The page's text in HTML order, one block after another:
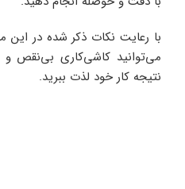
با رعایت نکات ذکر شده در این
می‌توانید کاشی‌کاری بی‌نقص و
نتیجه کار خود لذت ببرید.